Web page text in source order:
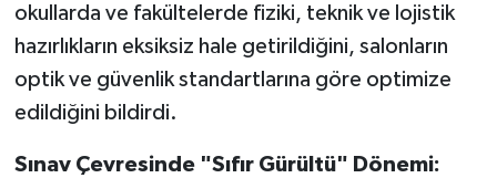
okullarda ve fakültelerde fiziki, teknik ve lojistik
hazırlıkların eksiksiz hale getirildiğini, salonların
optik ve güvenlik standartlarına göre optimize
edildiğini bildirdi.
Sınav Çevresinde "Sıfır Gürültü" Dönemi: